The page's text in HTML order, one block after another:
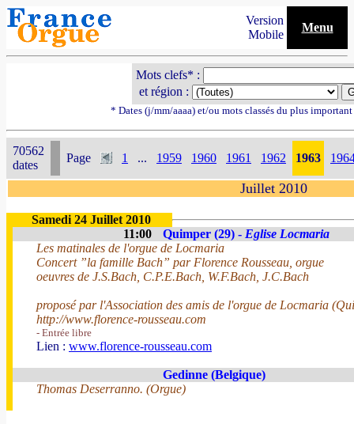
Version
Mobile
Menu
Mots clefs* :
et région :
* Dates (j/mm/aaaa) et/ou mots classés du plus
70562
dates
Page 1 ... 1959 1960 1961 1962 1963
Juillet 2010
Samedi 24 Juillet 2010
11:00
Quimper (29) - Eglise Locmaria
Les matinales de l'orgue de Locmaria
Concert ”la famille Bach” par Florence Rousseau, orgue
oeuvres de J.S.Bach, C.P.E.Bach, W.F.Bach, J.C.Bach
proposé par l'Association des amis de l'orgue de Locmaria
http://www.florence-rousseau.com
- Entrée libre
Lien : www.florence-rousseau.com
Gedinne (Belgique)
Thomas Deserranno. (Orgue)